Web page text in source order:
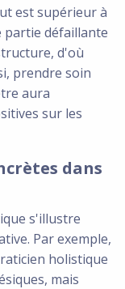
est supérieur à
partie défaillante
d'où
prendre soin
aura
sur les
dans
s'illustre
Par exemple,
holistique
mais